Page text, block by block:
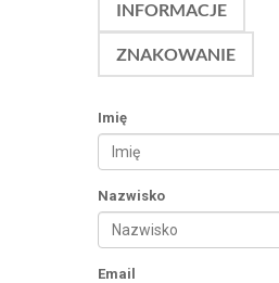
INFORMACJE
ZNAKOWANIE
Imię
Nazwisko
Email